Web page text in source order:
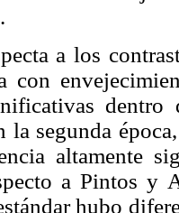
a los
con
la segunda
altamente
a Pintos y
hubo